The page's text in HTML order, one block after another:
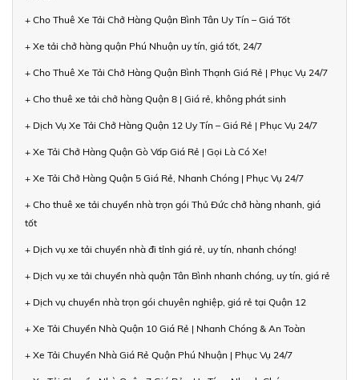
+ Cho Thuê Xe Tải Chở Hàng Quận Bình Tân Uy Tín – Giá Tốt
+ Xe tải chở hàng quận Phú Nhuận uy tín, giá tốt, 24/7
+ Cho Thuê Xe Tải Chở Hàng Quận Bình Thạnh Giá Rẻ | Phục Vụ 24/7
+ Cho thuê xe tải chở hàng Quận 8 | Giá rẻ, không phát sinh
+ Dịch Vụ Xe Tải Chở Hàng Quận 12 Uy Tín – Giá Rẻ | Phục Vụ 24/7
+ Xe Tải Chở Hàng Quận Gò Vấp Giá Rẻ | Gọi Là Có Xe!
+ Xe Tải Chở Hàng Quận 5 Giá Rẻ, Nhanh Chóng | Phục Vụ 24/7
+ Cho thuê xe tải chuyển nhà trọn gói Thủ Đức chở hàng nhanh, giá
tốt
+ Dịch vụ xe tải chuyển nhà đi tỉnh giá rẻ, uy tín, nhanh chóng!
+ Dịch vụ xe tải chuyển nhà quận Tân Bình nhanh chóng, uy tín, giá rẻ
+ Dịch vụ chuyển nhà trọn gói chuyên nghiệp, giá rẻ tại Quận 12
+ Xe Tải Chuyển Nhà Quận 10 Giá Rẻ | Nhanh Chóng & An Toàn
+ Xe Tải Chuyển Nhà Giá Rẻ Quận Phú Nhuận | Phục Vụ 24/7